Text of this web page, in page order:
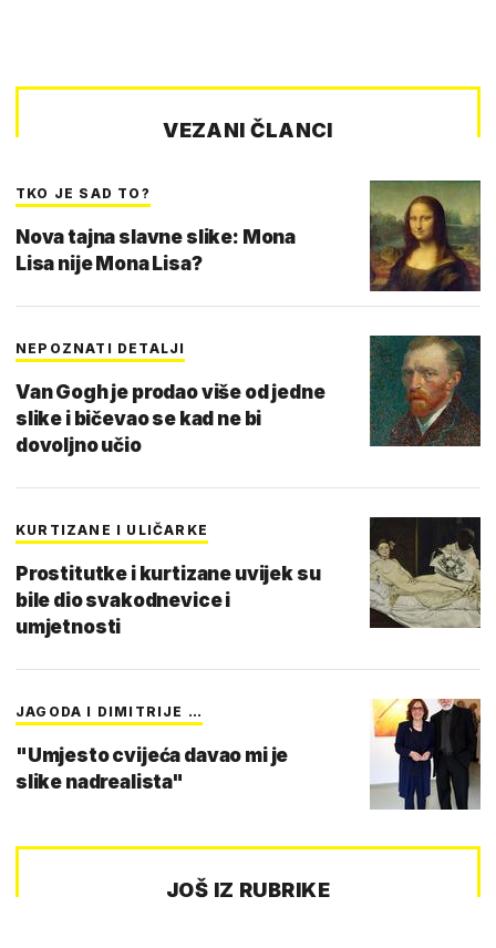
VEZANI ČLANCI
TKO JE SAD TO?
Nova tajna slavne slike: Mona
Lisa nije Mona Lisa?
NEPOZNATI DETALJI
Van Gogh je prodao više od jedne
slike i bičevao se kad ne bi
dovoljno učio
KURTIZANE I ULIČARKE
Prostitutke i kurtizane uvijek su
bile dio svakodnevice i
umjetnosti
JAGODA I DIMITRIJE …
"Umjesto cvijeća davao mi je
slike nadrealista"
JOŠ IZ RUBRIKE